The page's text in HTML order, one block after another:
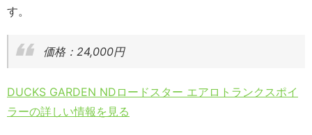
す。
価格：24,000円
DUCKS GARDEN NDロードスター エアロトランクスポイ
ラーの詳しい情報を見る